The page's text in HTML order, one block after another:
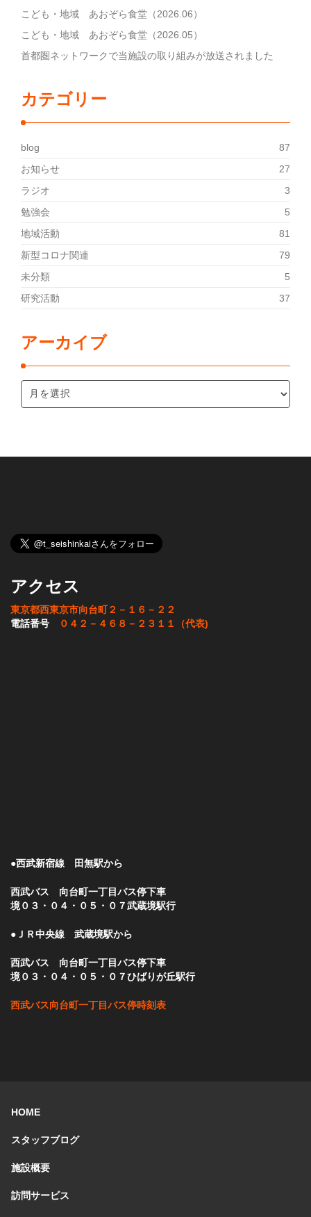
こども・地域 あおぞら食堂（2026.06）
こども・地域 あおぞら食堂（2026.05）
首都圏ネットワークで当施設の取り組みが放送されました
カテゴリー
blog
87
お知らせ
27
ラジオ
3
勉強会
5
地域活動
81
新型コロナ関連
79
未分類
5
研究活動
37
アーカイブ
アクセス
東京都西東京市向台町２－１６－２２
電話番号
０４２－４６８－２３１１（代表)
●西武新宿線 田無駅から
西武バス 向台町一丁目バス停下車
境０３・０４・０５・０７武蔵境駅行
●ＪＲ中央線 武蔵境駅から
西武バス 向台町一丁目バス停下車
境０３・０４・０５・０７ひばりが丘駅行
西武バス向台町一丁目バス停時刻表
HOME
スタッフブログ
施設概要
訪問サービス